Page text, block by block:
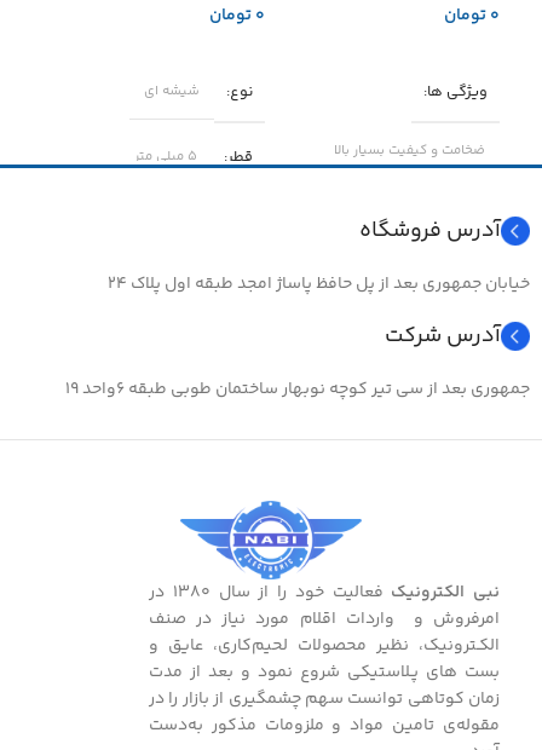
تومان
ویژگی ها
ضخامت و کیفیت بسیار بالا
مناسب برای
کارهای الکتریکی ، الکترونیکی ،
تومان
نوع
شیشه ای
قطر ۵ میلی متر
ولتاژ ۲۵۰
آدرس فروشگاه
خیابان جمهوری بعد از پل حافظ پاساژ امجد طبقه اول پلاک ۲۴
آدرس شرکت
جمهوری بعد از سی تیر کوچه نوبهار ساختمان طوبی طبقه ۶واحد ۱۹
نبی الکترونیک
فعالیت خود را از سال ۱۳۸۰ در
امرفروش و واردات اقلام مورد نیاز در صنف
الکـترونیک، نظیر محصولات لحیم‌کاری، عایق و
بست ‌های پـلاستیکی شروع نمود و بعد از مدت
زمان کوتاهی توانست سهم چشمگیری از بازار را در
مقوله‌ی تامین مواد و ملزومات مذکور به‌دست